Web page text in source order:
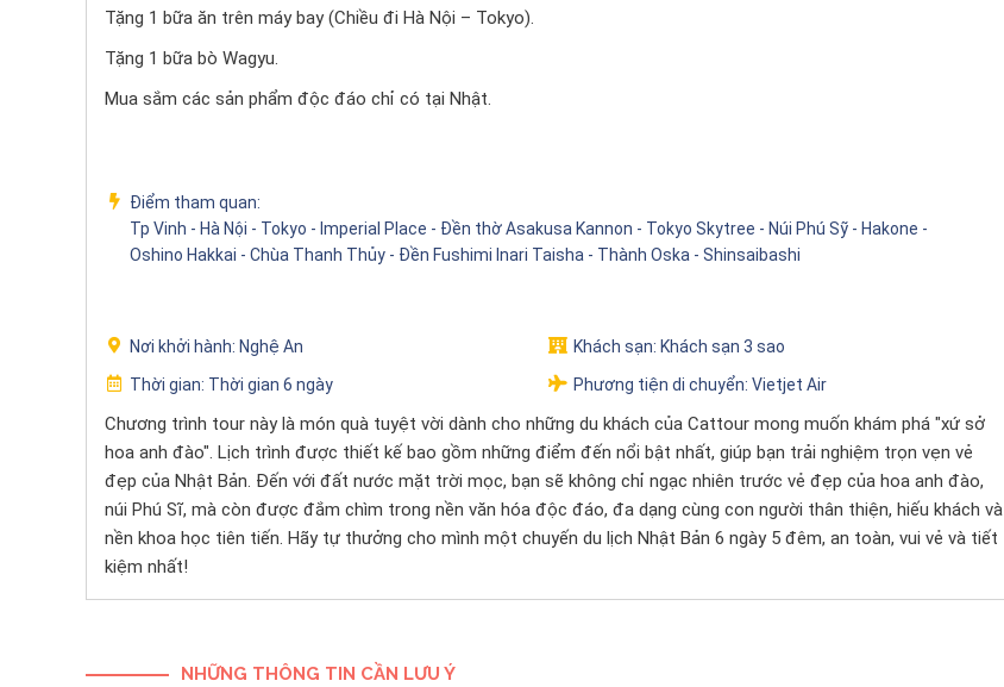
Tặng 1 bữa ăn trên máy bay (Chiều đi Hà Nội – Tokyo).
Tặng 1 bữa bò Wagyu.
Mua sắm các sản phẩm độc đáo chỉ có tại Nhật.
Điểm tham quan:
Tp Vinh - Hà Nội - Tokyo - Imperial Place - Đền thờ Asakusa Kannon - Tokyo Skytree - Núi Phú Sỹ - Hakone -
Oshino Hakkai - Chùa Thanh Thủy - Đền Fushimi Inari Taisha - Thành Oska - Shinsaibashi
Nơi khởi hành: Nghệ An Khách sạn: Khách sạn 3 sao
Thời gian: Thời gian 6 ngày Phương tiện di chuyển: Vietjet Air
Chương trình tour này là món quà tuyệt vời dành cho những du khách của Cattour mong muốn khám phá "xứ sở
hoa anh đào". Lịch trình được thiết kế bao gồm những điểm đến nổi bật nhất, giúp bạn trải nghiệm trọn vẹn vẻ
đẹp của Nhật Bản. Đến với đất nước mặt trời mọc, bạn sẽ không chỉ ngạc nhiên trước vẻ đẹp của hoa anh đào,
núi Phú Sĩ, mà còn được đắm chìm trong nền văn hóa độc đáo, đa dạng cùng con người thân thiện, hiếu khách và
nền khoa học tiên tiến. Hãy tự thưởng cho mình một chuyến du lịch Nhật Bản 6 ngày 5 đêm, an toàn, vui vẻ và tiết
kiệm nhất!
NHỮNG THÔNG TIN CẦN LƯU Ý